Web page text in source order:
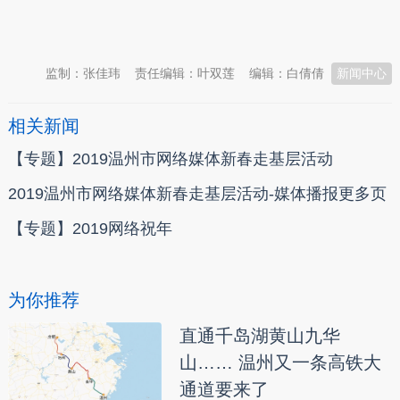
新闻中心
编辑：白倩倩
责任编辑：叶双莲
监制：张佳玮
相关新闻
【专题】2019温州市网络媒体新春走基层活动
2019温州市网络媒体新春走基层活动-媒体播报更多页
【专题】2019网络祝年
为你推荐
直通千岛湖黄山九华
山…… 温州又一条高铁大
通道要来了